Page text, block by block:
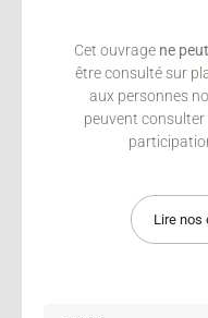
Cet ouvrage ne
être consulté sur
aux personnes
peuvent
Lire nos